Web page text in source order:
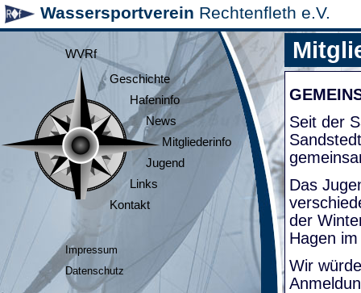
Wassersportverein Rechtenfleth e.V.
WVRf
Geschichte
Hafeninfo
News
Mitgliederinfo
Jugend
Links
Kontakt
Impressum
Datenschutz
Seit der
Das
der
Hagen
Wir